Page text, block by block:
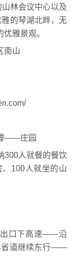
林会议中心以及
的琴湖北畔，无
雅景观。
南山
——庄园
人就餐的餐饮
100人就坐的山
口下高速——沿
道继续东行——